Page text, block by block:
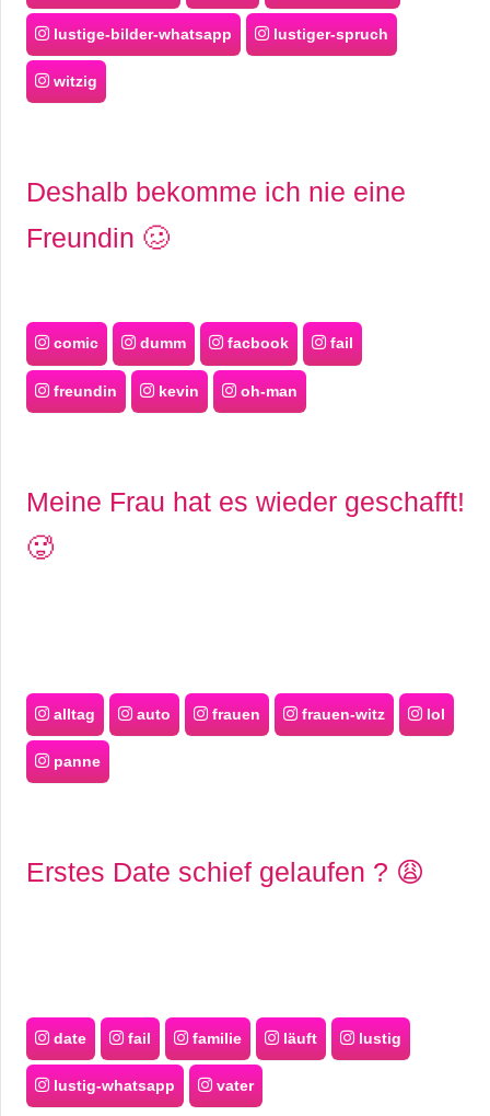
lustige-bilder-whatsapp lustiger-spruch
witzig
Deshalb bekomme ich nie eine
Freundin 🥴
comic dumm facbook fail
freundin kevin oh-man
Meine Frau hat es wieder geschafft!
🥵
alltag auto frauen frauen-witz lol
panne
Erstes Date schief gelaufen ? 😩
date fail familie läuft lustig
lustig-whatsapp vater